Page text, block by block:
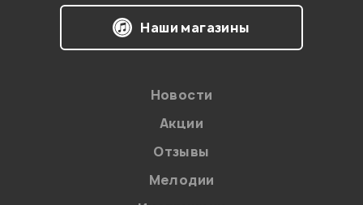
Наши магазины
Новости
Акции
Отзывы
Мелодии